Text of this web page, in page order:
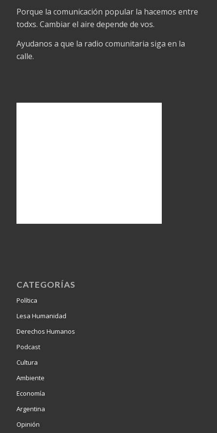
Porque la comunicación popular la hacemos entre
todxs. Cambiar el aire depende de vos.
Ayudanos a que la radio comunitaria siga en la
calle.
CATEGORÍAS
Política
Lesa Humanidad
Derechos Humanos
Podcast
Cultura
Ambiente
Economía
Argentina
Opinión